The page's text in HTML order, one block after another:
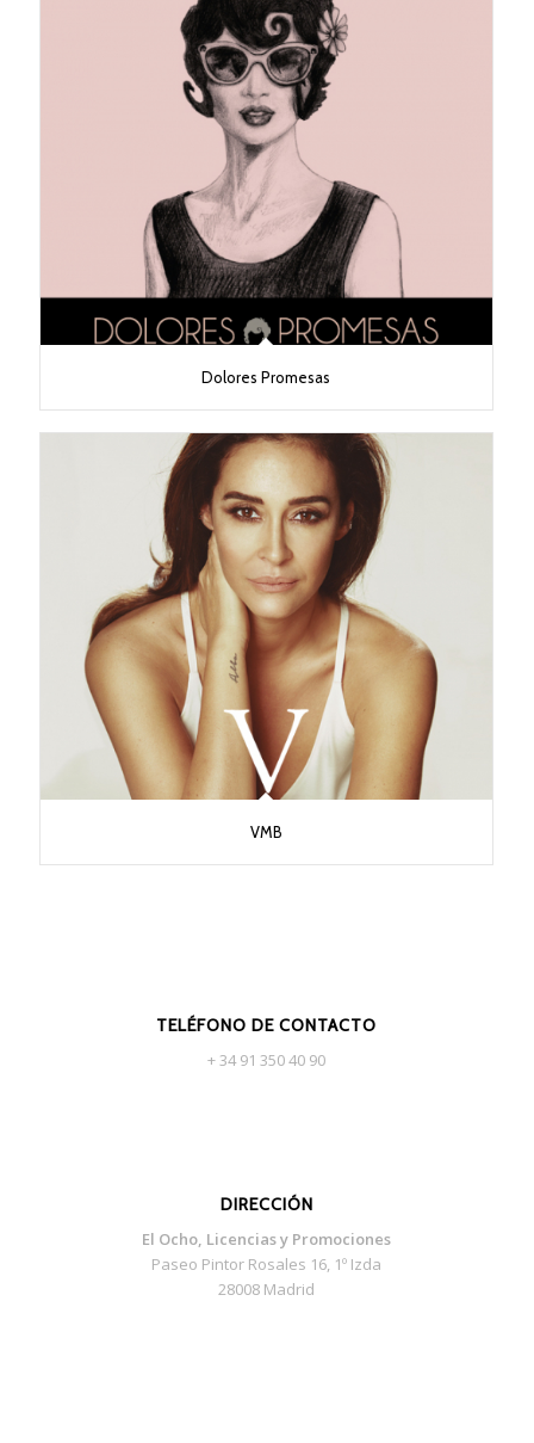
Dolores Promesas
VMB
TELÉFONO DE CONTACTO
+ 34 91 350 40 90
DIRECCIÓN
El Ocho, Licencias y Promociones
Paseo Pintor Rosales 16, 1º Izda
28008 Madrid